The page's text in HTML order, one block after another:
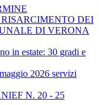
DEI
DI VERONA
in estate: 30 gradi e
2026 servizi
N. 20 - 25